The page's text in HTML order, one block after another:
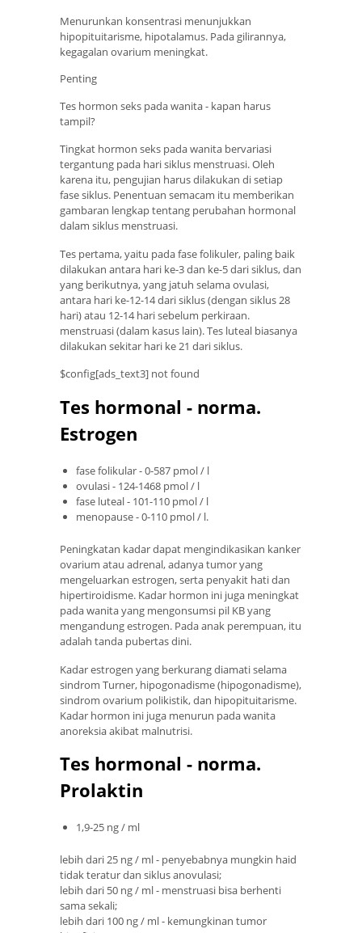
Menurunkan konsentrasi menunjukkan
hipopituitarisme, hipotalamus. Pada gilirannya,
kegagalan ovarium meningkat.
Penting
Tes hormon seks pada wanita - kapan harus
tampil?
Tingkat hormon seks pada wanita bervariasi
tergantung pada hari siklus menstruasi. Oleh
karena itu, pengujian harus dilakukan di setiap
fase siklus. Penentuan semacam itu memberikan
gambaran lengkap tentang perubahan hormonal
dalam siklus menstruasi.
Tes pertama, yaitu pada fase folikuler, paling baik
dilakukan antara hari ke-3 dan ke-5 dari siklus, dan
yang berikutnya, yang jatuh selama ovulasi,
antara hari ke-12-14 dari siklus (dengan siklus 28
hari) atau 12-14 hari sebelum perkiraan.
menstruasi (dalam kasus lain). Tes luteal biasanya
dilakukan sekitar hari ke 21 dari siklus.
$config[ads_text3] not found
Tes hormonal - norma.
Estrogen
fase folikular - 0-587 pmol / l
ovulasi - 124-1468 pmol / l
fase luteal - 101-110 pmol / l
menopause - 0-110 pmol / l.
Peningkatan kadar dapat mengindikasikan kanker
ovarium atau adrenal, adanya tumor yang
mengeluarkan estrogen, serta penyakit hati dan
hipertiroidisme. Kadar hormon ini juga meningkat
pada wanita yang mengonsumsi pil KB yang
mengandung estrogen. Pada anak perempuan, itu
adalah tanda pubertas dini.
Kadar estrogen yang berkurang diamati selama
sindrom Turner, hipogonadisme (hipogonadisme),
sindrom ovarium polikistik, dan hipopituitarisme.
Kadar hormon ini juga menurun pada wanita
anoreksia akibat malnutrisi.
Tes hormonal - norma.
Prolaktin
1,9-25 ng / ml
lebih dari 25 ng / ml - penyebabnya mungkin haid
tidak teratur dan siklus anovulasi;
lebih dari 50 ng / ml - menstruasi bisa berhenti
sama sekali;
lebih dari 100 ng / ml - kemungkinan tumor